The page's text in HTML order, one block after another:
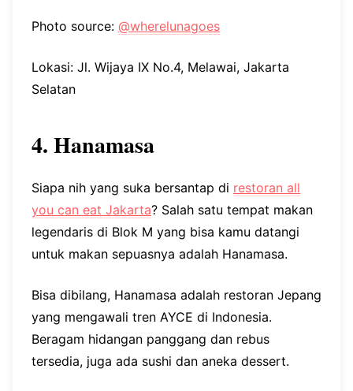
Photo source: @wherelunagoes
Lokasi: Jl. Wijaya IX No.4, Melawai, Jakarta
Selatan
4. Hanamasa
Siapa nih yang suka bersantap di restoran all
you can eat Jakarta? Salah satu tempat makan
legendaris di Blok M yang bisa kamu datangi
untuk makan sepuasnya adalah Hanamasa.
Bisa dibilang, Hanamasa adalah restoran Jepang
yang mengawali tren AYCE di Indonesia.
Beragam hidangan panggang dan rebus
tersedia, juga ada sushi dan aneka dessert.